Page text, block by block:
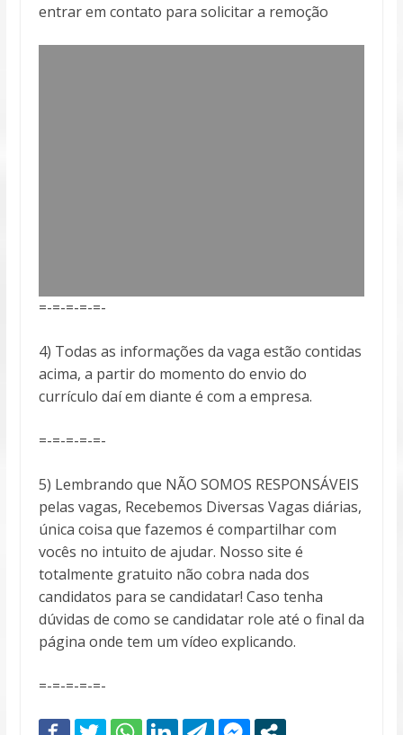
entrar em contato para solicitar a remoção
=-=-=-=-=-
4) Todas as informações da vaga estão contidas
acima, a partir do momento do envio do
currículo daí em diante é com a empresa.
=-=-=-=-=-
5) Lembrando que NÃO SOMOS RESPONSÁVEIS
pelas vagas, Recebemos Diversas Vagas diárias,
única coisa que fazemos é compartilhar com
vocês no intuito de ajudar. Nosso site é
totalmente gratuito não cobra nada dos
candidatos para se candidatar! Caso tenha
dúvidas de como se candidatar role até o final da
página onde tem um vídeo explicando.
=-=-=-=-=-